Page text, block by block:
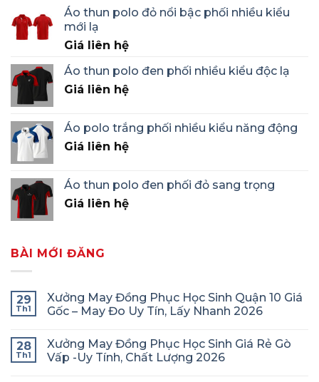
Áo thun polo đỏ nổi bậc phối nhiều kiểu
mới lạ
Giá liên hệ
Áo thun polo đen phối nhiều kiểu độc lạ
Giá liên hệ
Áo polo trắng phối nhiều kiểu năng động
Giá liên hệ
Áo thun polo đen phối đỏ sang trọng
Giá liên hệ
BÀI MỚI ĐĂNG
29
Th1
Xưởng May Đồng Phục Học Sinh Quận 10 Giá
Gốc – May Đo Uy Tín, Lấy Nhanh 2026
28
Th1
Xưởng May Đồng Phục Học Sinh Giá Rẻ Gò
Vấp -Uy Tính, Chất Lượng 2026